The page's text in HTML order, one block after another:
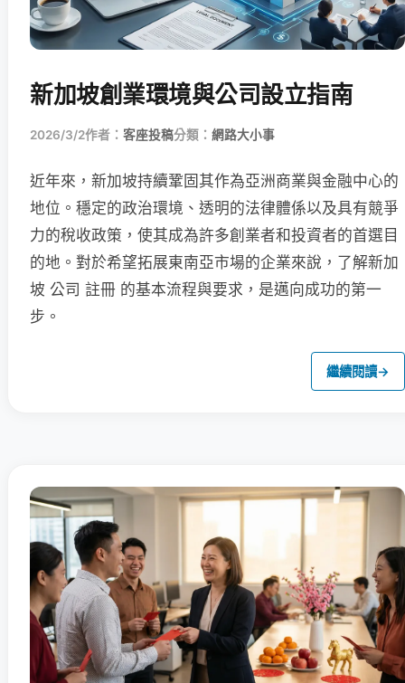
新加坡創業環境與公司設立指南
2026/3/2作者： 客座投稿分類： 網路大小事
近年來，新加坡持續鞏固其作為亞洲商業與金融中心的
地位。穩定的政治環境、透明的法律體係以及具有競爭
力的稅收政策，使其成為許多創業者和投資者的首選目
的地。對於希望拓展東南亞市場的企業來說，了解新加
坡 公司 註冊 的基本流程與要求，是邁向成功的第一
步。
繼續閱讀→